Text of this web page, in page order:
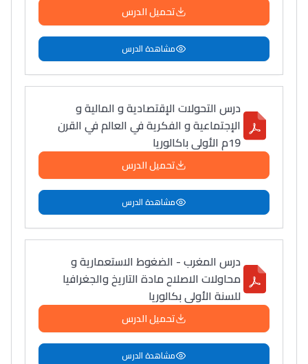
تحميل الدرس
مشاهدة الدرس
درس التحولات الإقتصادية و المالية و
الإجتماعية و الفكرية في العالم في القرن
19م الأولى باكالوريا
تحميل الدرس
مشاهدة الدرس
درس المغرب - الضغوط الاستعمارية و
محاولات الاصلاح مادة التاريخ والجغرافيا
للسنة الأولى بكالوريا
تحميل الدرس
مشاهدة الدرس